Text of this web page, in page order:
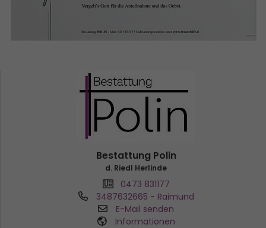
Bestattung Polin
d. Riedl Herlinde
0473 831177
3487632665 - Raimund
E-Mail senden
Informationen